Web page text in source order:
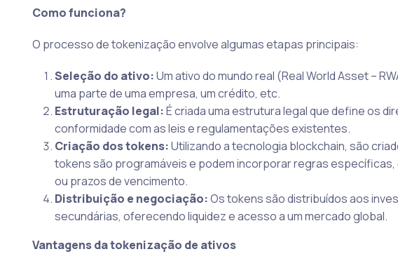
Como funciona?
O processo de tokenização envolve algumas etapas principais:
Seleção do ativo:Um ativo do mundo real (Real World Asset –
uma parte de uma empresa, um crédito, etc.
Estruturação legal:É criada uma estrutura legal que define os
conformidade com as leis e regulamentações existentes.
Criação dos tokens:Utilizando a tecnologia blockchain, são
tokens são programáveis e podem incorporar regras
ou prazos de vencimento.
Distribuição e negociação:Os tokens são distribuídos aos
secundárias, oferecendo liquidez e acesso a um mercado global.
Vantagens da tokenização de ativos